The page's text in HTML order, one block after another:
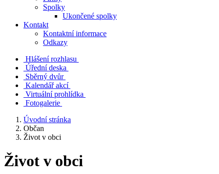
Spolky
Ukončené spolky
Kontakt
Kontaktní informace
Odkazy
Hlášení rozhlasu
Úřední deska
Sběrný dvůr
Kalendář akcí
Virtuální prohlídka
Fotogalerie
Úvodní stránka
Občan
Život v obci
Život v obci